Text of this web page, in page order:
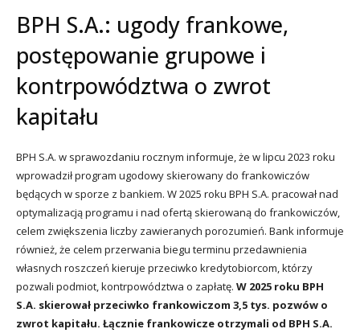
BPH S.A.: ugody frankowe,
postępowanie grupowe i
kontrpowództwa o zwrot
kapitału
BPH S.A. w sprawozdaniu rocznym informuje, że w lipcu 2023 roku
wprowadził program ugodowy skierowany do frankowiczów
będących w sporze z bankiem. W 2025 roku BPH S.A. pracował nad
optymalizacją programu i nad ofertą skierowaną do frankowiczów,
celem zwiększenia liczby zawieranych porozumień. Bank informuje
również, że celem przerwania biegu terminu przedawnienia
własnych roszczeń kieruje przeciwko kredytobiorcom, którzy
pozwali podmiot, kontrpowództwa o zapłatę. W 2025 roku BPH
S.A. skierował przeciwko frankowiczom 3,5 tys. pozwów o
zwrot kapitału. Łącznie frankowicze otrzymali od BPH S.A.